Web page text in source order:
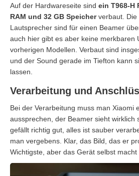
Auf der Hardwareseite sind ein T968-H
RAM und 32 GB Speicherverbaut. Die
Lautsprecher sind für einen Beamer
auch hier gibt es aber keine merkbaren
vorherigen Modellen. Verbaut sind
und der Sound gerade im Tiefton kann
lassen.
Verarbeitung und
Bei der Verarbeitung muss man Xiaomi
aussprechen, der Beamer sieht wirklich
gefällt richtig gut, alles ist sauber
man vergebens. Klar, das Bild, das er
Wichtigste, aber das Gerät selbst macht